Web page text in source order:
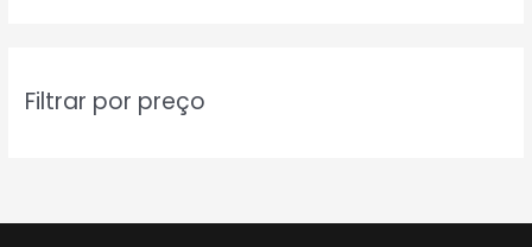
sFiltrar por preço